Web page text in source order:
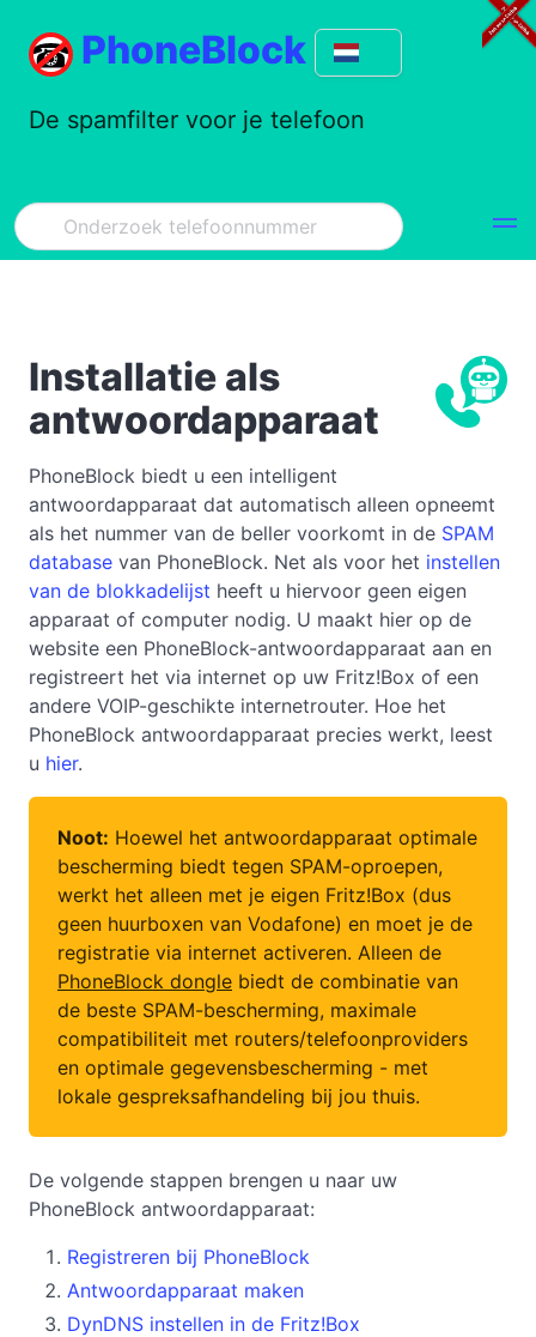
PhoneBlock
De spamfilter voor je telefoon
Installatie als
antwoordapparaat
PhoneBlock biedt u een intelligent
antwoordapparaat dat automatisch alleen opneemt
als het nummer van de beller voorkomt in de SPAM
database van PhoneBlock. Net als voor het instellen
van de blokkadelijst heeft u hiervoor geen eigen
apparaat of computer nodig. U maakt hier op de
website een PhoneBlock-antwoordapparaat aan en
registreert het via internet op uw Fritz!Box of een
andere VOIP-geschikte internetrouter. Hoe het
PhoneBlock antwoordapparaat precies werkt, leest
u hier.
Noot: Hoewel het antwoordapparaat optimale
bescherming biedt tegen SPAM-oproepen,
werkt het alleen met je eigen Fritz!Box (dus
geen huurboxen van Vodafone) en moet je de
registratie via internet activeren. Alleen de
PhoneBlock dongle biedt de combinatie van
de beste SPAM-bescherming, maximale
compatibiliteit met routers/telefoonproviders
en optimale gegevensbescherming - met
lokale gespreksafhandeling bij jou thuis.
De volgende stappen brengen u naar uw
PhoneBlock antwoordapparaat:
Registreren bij PhoneBlock
Antwoordapparaat maken
DynDNS instellen in de Fritz!Box